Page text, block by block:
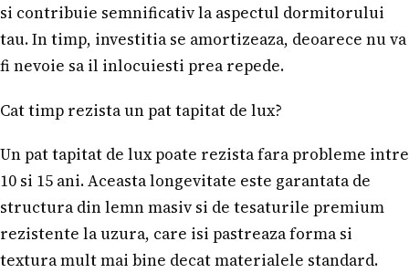
si contribuie semnificativ la aspectul dormitorului
tau. In timp, investitia se amortizeaza, deoarece nu va
fi nevoie sa il inlocuiesti prea repede.
Cat timp rezista un pat tapitat de lux?
Un pat tapitat de lux poate rezista fara probleme intre
10 si 15 ani. Aceasta longevitate este garantata de
structura din lemn masiv si de tesaturile premium
rezistente la uzura, care isi pastreaza forma si
textura mult mai bine decat materialele standard.